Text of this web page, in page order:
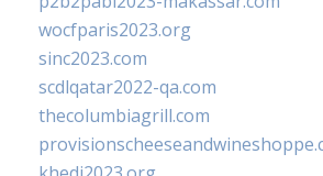
wocfparis2023.org
sinc2023.com
scdlqatar2022-qa.com
thecolumbiagrill.com